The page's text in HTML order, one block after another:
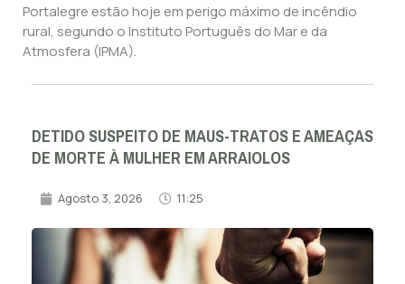
Portalegre estão hoje em perigo máximo de incêndio
rural, segundo o Instituto Português do Mar e da
Atmosfera (IPMA).
DETIDO SUSPEITO DE MAUS-TRATOS E AMEAÇAS
DE MORTE À MULHER EM ARRAIOLOS
Agosto 3, 2026 11:25